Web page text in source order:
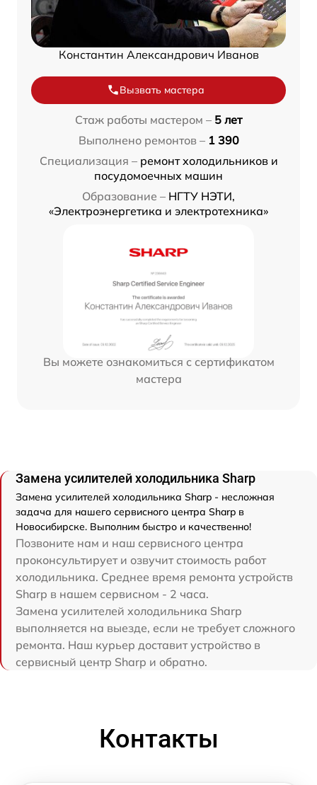
Константин Александрович Иванов
Вызвать мастера
Стаж работы мастером – 5 лет
Выполнено ремонтов – 1 390
Специализация – ремонт холодильников и
посудомоечных машин
Образование – НГТУ НЭТИ,
«Электроэнергетика и электротехника»
Вы можете ознакомиться с сертификатом
мастера
Замена усилителей холодильника Sharp
Замена усилителей холодильника Sharp - несложная
задача для нашего сервисного центра Sharp в
Новосибирске. Выполним быстро и качественно!
Позвоните нам и наш сервисного центра
проконсультирует и озвучит стоимость работ
холодильника. Среднее время ремонта устройств
Sharp в нашем сервисном - 2 часа.
Замена усилителей холодильника Sharp
выполняется на выезде, если не требует сложного
ремонта. Наш курьер доставит устройство в
сервисный центр Sharp и обратно.
Контакты